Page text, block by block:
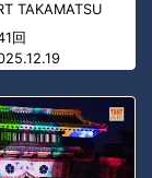
TAKAMATSU
回